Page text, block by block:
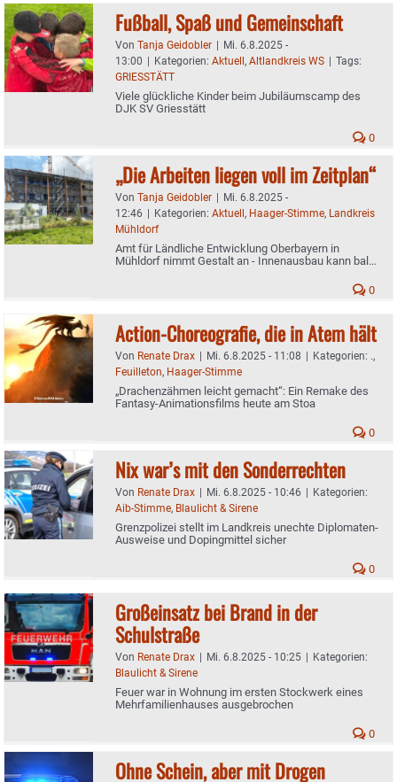
Fußball, Spaß und Gemeinschaft
Von Tanja Geidobler | Mi. 6.8.2025 -
13:00 | Kategorien: Aktuell, Altlandkreis WS | Tags:
GRIESSTÄTT
Viele glückliche Kinder beim Jubiläumscamp des
DJK SV Griesstätt
0
„Die Arbeiten liegen voll im Zeitplan“
Von Tanja Geidobler | Mi. 6.8.2025 -
12:46 | Kategorien: Aktuell, Haager-Stimme, Landkreis
Mühldorf
Amt für Ländliche Entwicklung Oberbayern in
Mühldorf nimmt Gestalt an - Innenausbau kann bald
0
Action-Choreografie, die in Atem hält
Von Renate Drax | Mi. 6.8.2025 - 11:08 | Kategorien: .,
Feuilleton, Haager-Stimme
„Drachenzähmen leicht gemacht“: Ein Remake des
Fantasy-Animationsfilms heute am Stoa
0
Nix war’s mit den Sonderrechten
Von Renate Drax | Mi. 6.8.2025 - 10:46 | Kategorien:
Aib-Stimme, Blaulicht & Sirene
Grenzpolizei stellt im Landkreis unechte Diplomaten-
Ausweise und Dopingmittel sicher
0
Großeinsatz bei Brand in der
Schulstraße
Von Renate Drax | Mi. 6.8.2025 - 10:25 | Kategorien:
Blaulicht & Sirene
Feuer war in Wohnung im ersten Stockwerk eines
Mehrfamilienhauses ausgebrochen
0
Ohne Schein, aber mit Drogen